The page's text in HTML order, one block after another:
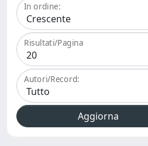
In ordine:
Risultati/Pagina
Autori/Record: